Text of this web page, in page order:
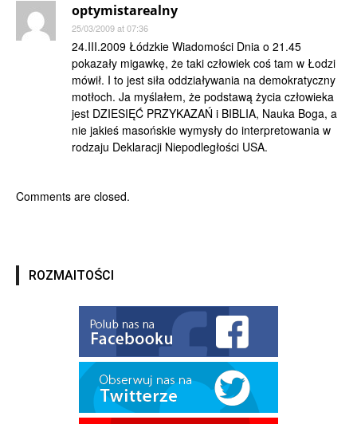
optymistarealny
25/03/2009 at 07:36
24.III.2009 Łódzkie Wiadomości Dnia o 21.45
pokazały migawkę, że taki człowiek coś tam w Łodzi
mówił. I to jest siła oddziaływania na demokratyczny
motłoch. Ja myślałem, że podstawą życia człowieka
jest DZIESIĘĆ PRZYKAZAŃ i BIBLIA, Nauka Boga, a
nie jakieś masońskie wymysły do interpretowania w
rodzaju Deklaracji Niepodległości USA.
Comments are closed.
ROZMAITOŚCI